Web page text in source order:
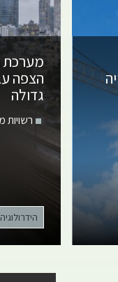
מערכת
הצפה
גדולה
רשויות
הידרולוגיה